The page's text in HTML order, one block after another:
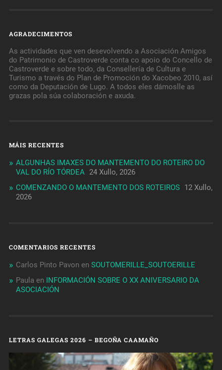
AGRADECIMENTOS
As actividades que ven desevolvendo a Asociación Amigos
do Patrimonio de Castroverde conta co apoio do Concello de
Castroverde e sobre todo, da Consellería de Cultura e
Turismo a través do Plan de Promoción do Xacobeo 2010, así
como da Deputación de Lugo. A todos eles dámoslle as
grazas pola súa colaboración e axuda.
MÁIS RECENTES
ALGUNHAS IMAXES DO MANTEMENTO DO ROTEIRO DO
VAL DO RÍO TÓRDEA 24 Xullo, 2026
COMENZANDO O MANTEMENTO DOS ROTEIROS 12 Xullo,
2026
COMENTARIOS RECENTES
Carlos Pinto Pavon en SOUTOMERILLE_SOUTOERILLE
Paula en INFORMACIÓN SOBRE O XX ANIVERSARIO DA
ASOCIACIÓN
LETRAS GALEGAS 2026 – BEGOÑA CAAMAÑO